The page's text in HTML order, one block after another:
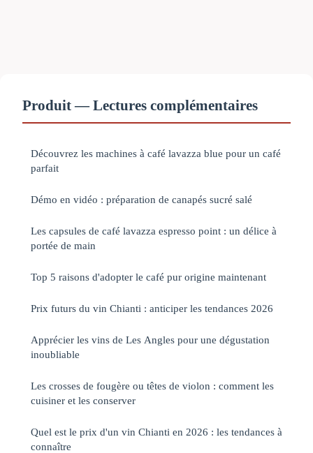
Produit — Lectures complémentaires
Découvrez les machines à café lavazza blue pour un café
parfait
Démo en vidéo : préparation de canapés sucré salé
Les capsules de café lavazza espresso point : un délice à
portée de main
Top 5 raisons d'adopter le café pur origine maintenant
Prix futurs du vin Chianti : anticiper les tendances 2026
Apprécier les vins de Les Angles pour une dégustation
inoubliable
Les crosses de fougère ou têtes de violon : comment les
cuisiner et les conserver
Quel est le prix d'un vin Chianti en 2026 : les tendances à
connaître